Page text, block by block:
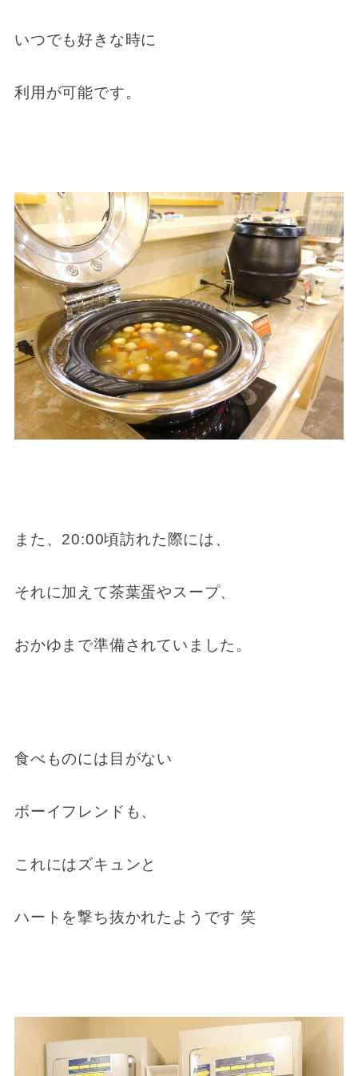
いつでも好きな時に
利用が可能です。
また、20:00頃訪れた際には、
それに加えて茶葉蛋やスープ、
おかゆまで準備されていました。
食べものには目がない
ボーイフレンドも、
これにはズキュンと
ハートを撃ち抜かれたようです 笑